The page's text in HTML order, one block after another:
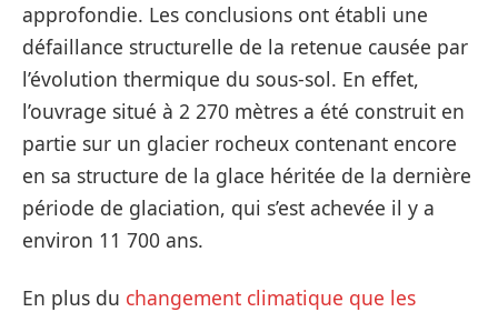
approfondie. Les conclusions ont établi une
défaillance structurelle de la retenue causée par
l’évolution thermique du sous-sol. En effet,
l’ouvrage situé à 2 270 mètres a été construit en
partie sur un glacier rocheux contenant encore
en sa structure de la glace héritée de la dernière
période de glaciation, qui s’est achevée il y a
environ 11 700 ans.
En plus du changement climatique que les